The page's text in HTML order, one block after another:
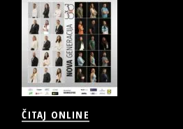
ČITAJ ONLINE